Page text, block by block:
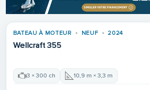
BATEAU À MOTEUR NEUF 2024
Wellcraft 355
3 × 300 ch 10,9 m × 3,3 m